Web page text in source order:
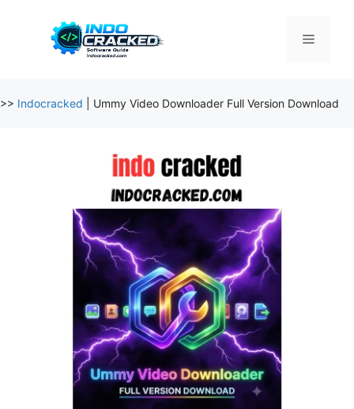
Menu
>> Indocracked Ummy Video Downloader Full Version Download